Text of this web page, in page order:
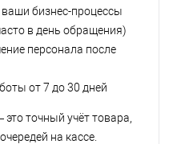
бизнес-процессы
в день обращения)
персонала после
от 7 до 30 дней
точный учёт товара,
на кассе.